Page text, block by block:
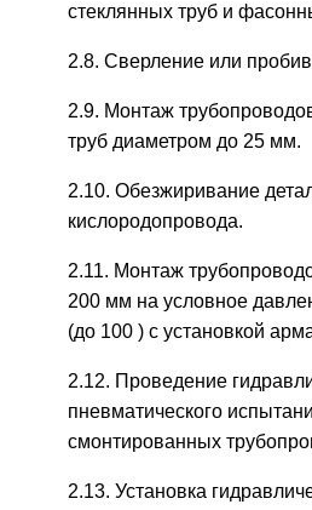
стеклянных труб и
2.8. Сверление или
2.9. Монтаж
труб диаметром до 25 мм.
2.10. Обезжиривание
кислородопровода.
2.11. Монтаж
200 мм на условное
(до 100 ) с установкой
2.12. Проведение
пневматического
смонтированных
2.13. Установка